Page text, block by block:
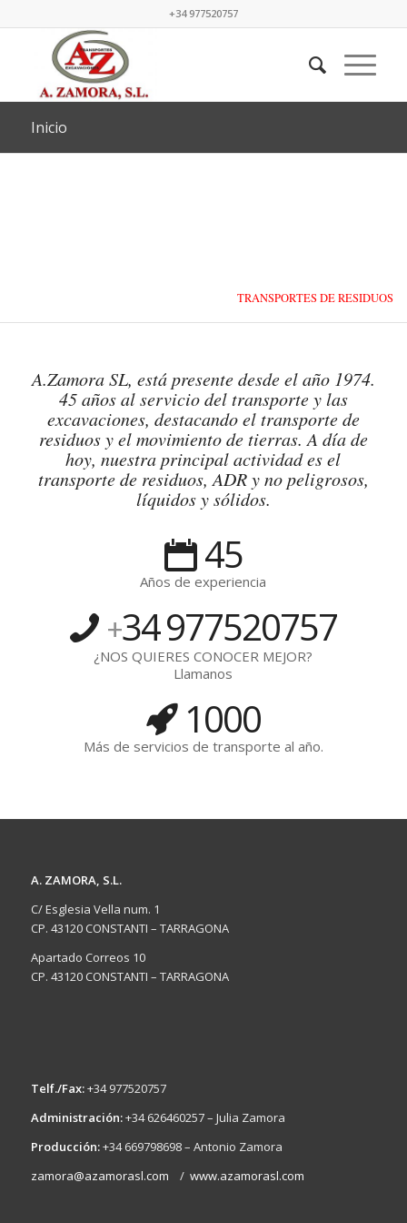
+34 977520757
Inicio
TRANSPORTES DE RESIDUOS
A.Zamora SL, está presente desde el año 1974.
45 años al servicio del transporte y las
excavaciones, destacando el transporte de
residuos y el movimiento de tierras. A día de
hoy, nuestra principal actividad es el
transporte de residuos, ADR y no peligrosos,
líquidos y sólidos.
45
Años de experiencia
+34977520757
¿NOS QUIERES CONOCER MEJOR?
Llamanos
1000
Más de servicios de transporte al año.
A. ZAMORA, S.L.
C/ Esglesia Vella num. 1
CP. 43120 CONSTANTI – TARRAGONA
Apartado Correos 10
CP. 43120 CONSTANTI – TARRAGONA
Telf./Fax:+34 977520757
Administración:+34 626460257 – Julia Zamora
Producción:+34 669798698 – Antonio Zamora
zamora@azamorasl.com / www.azamorasl.com